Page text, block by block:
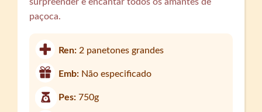
paçoca.
Ren: 2 panetones grandes
Emb: Não especificado
Pes:750g